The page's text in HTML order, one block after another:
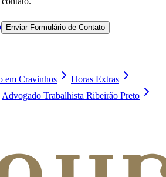
Enviar Formulário de Contato
em Cravinhos
Horas Extras
Advogado Trabalhista Ribeirão Preto